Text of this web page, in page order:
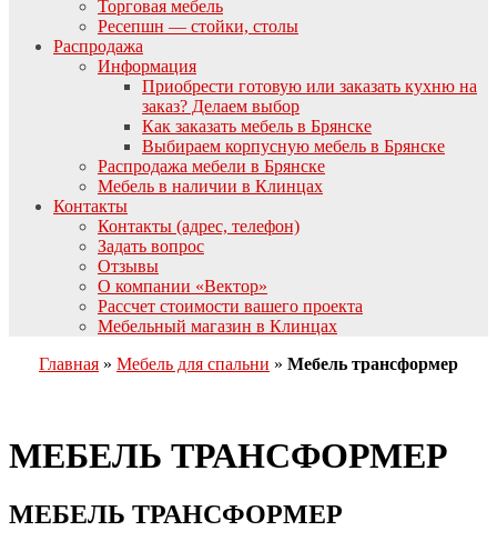
Торговая мебель
Ресепшн — стойки, столы
Распродажа
Информация
Приобрести готовую или заказать кухню на
заказ? Делаем выбор
Как заказать мебель в Брянске
Выбираем корпусную мебель в Брянске
Распродажа мебели в Брянске
Мебель в наличии в Клинцах
Контакты
Контакты (адрес, телефон)
Задать вопрос
Отзывы
О компании «Вектор»
Рассчет стоимости вашего проекта
Мебельный магазин в Клинцах
Главная » Мебель для спальни » Мебель трансформер
МЕБЕЛЬ ТРАНСФОРМЕР
МЕБЕЛЬ ТРАНСФОРМЕР